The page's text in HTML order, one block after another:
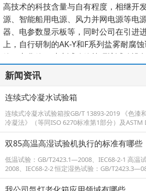
高技术的科技含量与自有程度，相继开
源、智能船用电源、风力并网电源等电
器、电参数显示板等，同时公司在引进
上，自行研制的AK-Y和F系列盐雾耐腐
箱、老化箱、冲击试验箱等环境试验设
等国家。国内海尔、海信、美的集团、
TCL、LG、青岛DND、青特汽车、小鸭
型企业均为我们的客户。质优价廉、服
新闻资讯
连续式冷凝水试验箱
连续式冷凝水试验箱按GB/T 13893-2019 《色漆
冷凝法》（等同ISO 6270标准第1部分）及
定涂层、涂料体系及其同类产品在连续冷凝的高
双85高温高湿试验机执行的标准有哪些
低温试验：GB/T2423.1—2008、IEC68-2-1 高温
2008、IEC68-2-2 恒定湿热试验：GB/
验：GB/T2423.4—08、IEC68-2-30 高温试验：